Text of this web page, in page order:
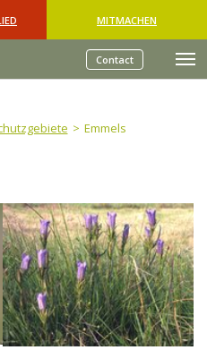
MITMACHEN
Contact
Emmels